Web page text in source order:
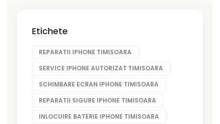
Etichete
REPARATII IPHONE TIMISOARA
SERVICE IPHONE AUTORIZAT TIMISOARA
SCHIMBARE ECRAN IPHONE TIMISOARA
REPARATII SIGURE IPHONE TIMISOARA
INLOCUIRE BATERIE IPHONE TIMISOARA